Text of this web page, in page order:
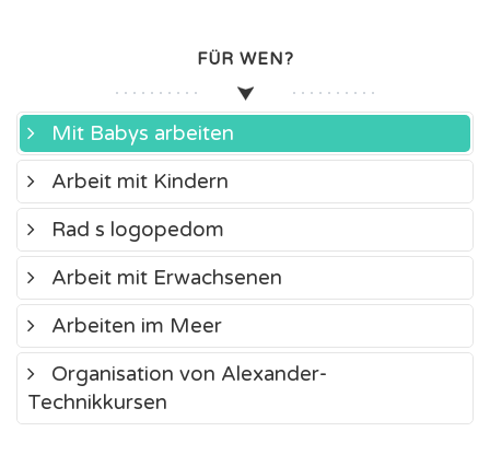
FÜR WEN?
Mit Babys arbeiten
Arbeit mit Kindern
Rad s logopedom
Arbeit mit Erwachsenen
Arbeiten im Meer
Organisation von Alexander-
Technikkursen